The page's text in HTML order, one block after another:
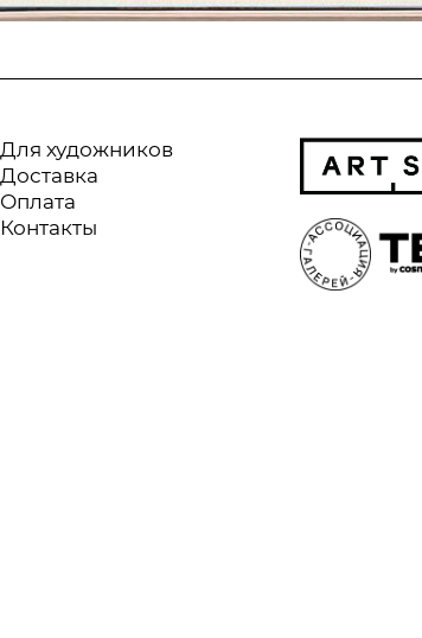
Для художников
Доставка
Оплата
Контакты